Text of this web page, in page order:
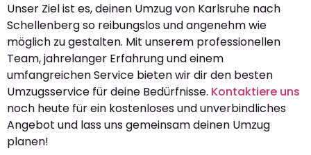
Unser Ziel ist es, deinen Umzug von Karlsruhe nach
Schellenberg so reibungslos und angenehm wie
möglich zu gestalten. Mit unserem professionellen
Team, jahrelanger Erfahrung und einem
umfangreichen Service bieten wir dir den besten
Umzugsservice für deine Bedürfnisse. Kontaktiere uns
noch heute für ein kostenloses und unverbindliches
Angebot und lass uns gemeinsam deinen Umzug
planen!